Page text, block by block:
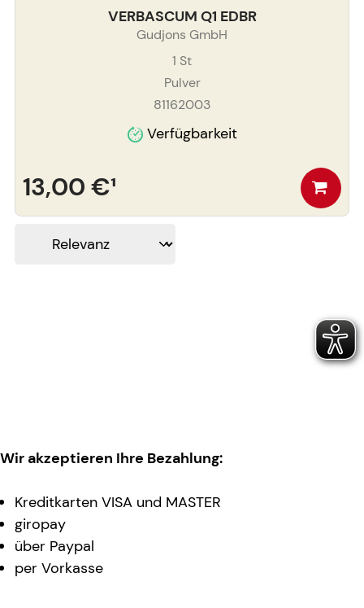
VERBASCUM Q1 EDBR
Gudjons GmbH
1 St
Pulver
81162003
Verfügbarkeit
13,00 €¹
Wir akzeptieren Ihre Bezahlung:
Kreditkarten VISA und MASTER
giropay
über Paypal
per Vorkasse